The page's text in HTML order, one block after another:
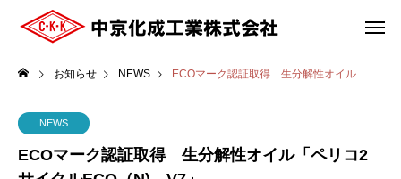
お知らせ NEWS ECOマーク認証取得 生分解性オイル「ペリコ2サイクルECO（N) V7」
NEWS
ECOマーク認証取得 生分解性オイル「ペリコ2